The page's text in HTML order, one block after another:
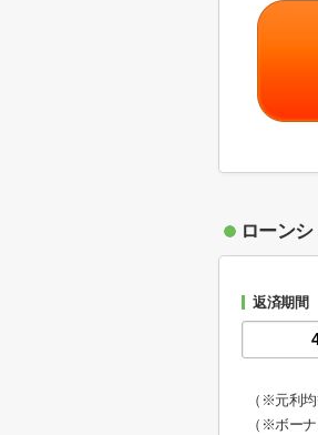
ローン
返済期間
（※元利
（※ボー